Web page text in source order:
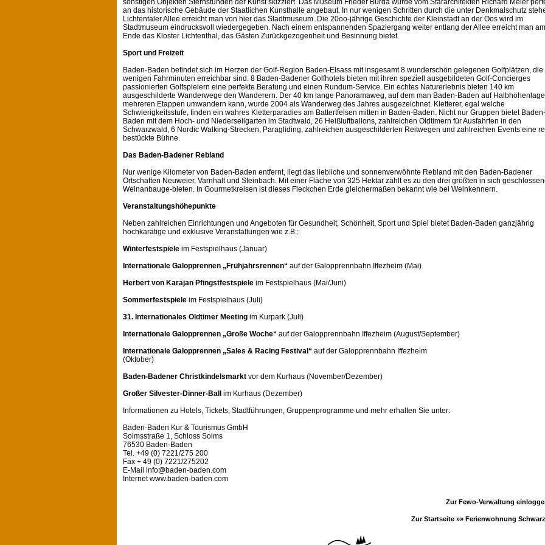
sonstigen Objekten Sternstunden der Kunst skizziert. Das Museum Frieder Burda wurde vom Stararchitekten Richard Meier
an das historische Gebäude der Staatlichen Kunsthalle angebaut. In nur wenigen Schritten durch die unter Denkmalschutz
Lichtentaler Allee erreicht man von hier das Stadtmuseum. Die 20oo-jährige Geschichte der Kleinstadt an der Oos wird im
Stadtmuseum eindrucksvoll wiedergegeben. Nach einem entspannenden Spaziergang weiter entlang der Allee erreicht man am
Ende das Kloster Lichtenthal, das Gästen Zurückgezogenheit und Besinnung bietet.
Sport und Freizeit
Baden-Baden befindet sich im Herzen der Golf-Region Baden-Elsass mit insgesamt 8 wunderschön gelegenen Golfplätzen, die
wenigen Fahrminuten erreichbar sind. 8 Baden-Badener Golfhotels bieten mit ihren speziell ausgebildeten Golf-Concierges
passionierten Golfspielern eine perfekte Beratung und einen Rundum-Service. Ein echtes Naturerlebnis bieten 140 km
ausgeschilderte Wanderwege den Wanderern. Der 40 km lange Panoramaweg, auf dem man Baden-Baden auf
mehreren Etappen umwandern kann, wurde 2004 als Wanderweg des Jahres ausgezeichnet. Kletterer, egal welche
Schwierigkeitsstufe, finden ein wahres Kletterparadies am Battertfelsen mitten in Baden-Baden. Nicht nur Gruppen bietet Baden-
Baden mit dem Hoch- und Niederseilgarten im Stadtwald, 26 Heißluftballons, zahlreichen Oldtimern für Ausfahrten in den
Schwarzwald, 6 Nordic Walking-Strecken, Paragliding, zahlreichen ausgeschilderten Reitwegen und zahlreichen Events eine
bestückte Bühne.
Das Baden-Badener Rebland
Nur wenige Kilometer von Baden-Baden entfernt, liegt das liebliche und sonnenverwöhnte Rebland mit den Baden-Badener
Ortschaften Neuweier, Varnhalt und Steinbach. Mit einer Fläche von 325 Hektar zählt es zu den drei größten in sich
Weinanbauge-bieten. In Gourmetkreisen ist dieses Fleckchen Erde gleichermaßen bekannt wie bei Weinkennern.
Veranstaltungshöhepunkte
Neben zahlreichen Einrichtungen und Angeboten für Gesundheit, Schönheit, Sport und Spiel bietet Baden-Baden ganzjährig
hochkarätige und exklusive Veranstaltungen wie z.B.:
Winterfestspiele im Festspielhaus (Januar)
Internationale Galopprennen „Frühjahrsrennen“ auf der Galopprennbahn Iffezheim (Mai)
Herbert von Karajan Pfingstfestspiele im Festspielhaus (Mai/Juni)
Sommerfestspiele im Festspielhaus (Juli)
31. Internationales Oldtimer Meeting im Kurpark (Juli)
Internationale Galopprennen „Große Woche“ auf der Galopprennbahn Iffezheim (August/September)
Internationale Galopprennen „Sales & Racing Festival“ auf der Galopprennbahn Iffezheim
(Oktober)
Baden-Badener Christkindelsmarkt vor dem Kurhaus (November/Dezember)
Großer Silvester-Dinner-Ball
im Kurhaus (Dezember)
Informationen zu Hotels, Tickets, Stadtführungen, Gruppenprogramme und mehr erhalten Sie unter:
Baden-Baden Kur & Tourismus GmbH
Solmsstraße 1, Schloss Solms
76530 Baden-Baden
Tel. +49 (0) 7221/275 200
Fax + 49 (0) 7221/275202
E-Mail info@baden-baden.com
Internet www.baden-baden.com
Zur Fewo-Verwaltung
Zur Startseite »» Ferienwohnung